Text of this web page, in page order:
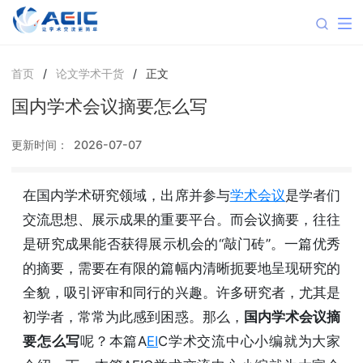
首页 / 论文学术干货 / 正文
国内学术会议摘要怎么写
更新时间： 2026-07-07
在国内学术研究领域，出席并参与学术会议是学者们
交流思想、展示成果的重要平台。而会议摘要，往往
是研究成果能否获得展示机会的“敲门砖”。一篇优秀
的摘要，需要在有限的篇幅内清晰扼要地呈现研究的
全貌，吸引评审和同行的兴趣。许多研究者，尤其是
初学者，常常为此感到困惑。那么， 国内学术会议摘
要怎么写呢？本篇AEIC学术交流中心小编就为大家